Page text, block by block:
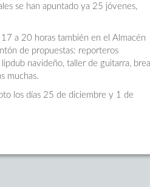
se han apuntado ya 25 jóvenes,
a 20 horas también en el Almacén
de propuestas: reporteros
navideño, taller de guitarra,
muchas.
los días 25 de diciembre y 1 de